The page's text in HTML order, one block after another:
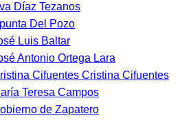
Díaz Tezanos
Del Pozo
Luis Baltar
Antonio Ortega Lara
Cifuentes Cristina Cifuentes
Teresa Campos
de Zapatero